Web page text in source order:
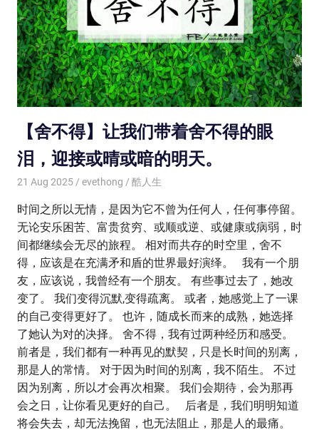
【舍不得】让我们带着舍不得的眼
泪，迎接或晴或暗的明天。
21 Aug 2025 evethong 酷人生
时间之所以无情，是因为它不曾为任何人，任何事停留。
无论安乐困苦、富贵贫穷、或顺或逆、或健康或病弱，时
间都继续会无尽的旅程。 相对而共存的时空里，舍不
得，应该是在充满矛和盾的世界最好演绎。 我有一个朋
友，应该说，我曾经有一个朋友。 有些事过去了，她改
变了。 我们变得沉默,变得疏离。 或者，她感觉上了一课
的自己变得更好了。 也许，随成长而来的成熟，她选择
了她认为对的决择。 舍不得，我有过两种经历和感受。
前者是，我们都有一种再见的默契，只是长时间的别离，
那是人的常情。 对于因为时间的别离，我不陌生。 不过
因为别离，所以才会再次相聚。 我们会期待，会为那再
会之日，让你看见更好的自己。 后者是，我们明明知道
将会失去，却无法挽留，也无法阻止，那是人的最痛。